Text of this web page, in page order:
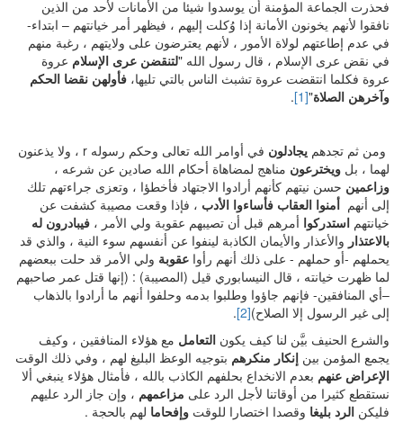
فحذرت الجماعة المؤمنة أن يوسدوا شيئا من الأمانات لأحد من الذين
نافقوا لأنهم يخونون الأمانة إذا وُكلت إليهم ، فيظهر أمر خيانتهم – ابتداء-
في عدم إطاعتهم لولاة الأمور ، لأنهم يعترضون على ولايتهم ، رغبة منهم
في نقض عرى الإسلام ، قال رسول الله "لتنقضن عرى الإسلام عروة
عروة فكلما انتقضت عروة تشبث الناس بالتي تليها، فأولهن نقضا الحكم
وآخرهن الصلاة"
[1]
.
ومن ثم تجدهم يجادلون
في أوامر الله تعالى وحكم رسوله r ، ولا يذعنون
لهما ، بل ويخترعون مناهج لمضاهاة أحكام الله صادين عن شرعه ،
وزاعمين حسن نيتهم كأنهم أرادوا الاجتهاد فأخطؤا ، وتعزى جراءتهم تلك
إلى أنهم أمنوا العقاب فأساءوا الأدب ، فإذا وقعت مصيبة كشفت عن
خيانتهم استدركوا أمرهم قبل أن تصيبهم عقوبة ولي الأمر ، فيبادرون له
بالاعتذار والأعذار والأيمان الكاذبة لينفوا عن أنفسهم سوء النية ، والذي قد
يحملهم -أو حملهم - على ذلك أنهم رأوا عقوبة ولي الأمر قد حلت ببعضهم
لما ظهرت خيانته ، قال النيسابوري قيل (المصيبة) : (إنها قتل عمر صاحبهم
–أي المنافقين- فإنهم جاؤوا وطلبوا بدمه وحلفوا أنهم ما أرادوا بالذهاب
إلى غير الرسول إلا الصلاح)[2]
.
والشرع الحنيف بيَّن لنا كيف يكون التعامل مع هؤلاء المنافقين ، وكيف
يجمع المؤمن بين إنكار منكرهم بتوجيه الوعظ البليغ لهم ، وفي ذلك الوقت
الإعراض عنهم بعدم الانخداع بحلفهم الكاذب بالله ، فأمثال هؤلاء ينبغي ألا
نستقطع كثيرا من أوقاتنا لأجل الرد على مزاعمهم ، وإن جاز الرد عليهم
فليكن الرد بليغا وقصدا اختصارا للوقت وإفحاما لهم بالحجة .